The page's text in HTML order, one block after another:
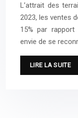
L’attrait des
2023, les ventes
15% par rapport
envie de se
LIRE LA SUITE